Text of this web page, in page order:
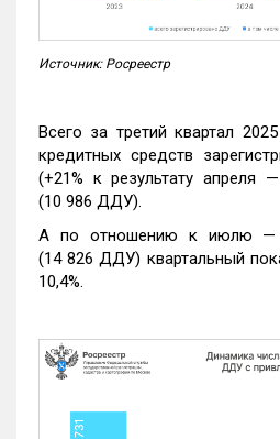
Источник: Росреестр
Всего за третий квартал
кредитных средств
(+21% к результату апреля
(10 986 ДДУ).
А по отношению к июлю —
(14 826 ДДУ) квартальный
10,4%.